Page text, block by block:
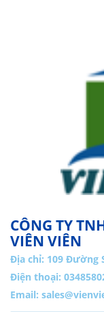
CÔNG TY
VIÊN VIÊN
Địa chỉ: 109 Đường
Điện thoại:
Email: